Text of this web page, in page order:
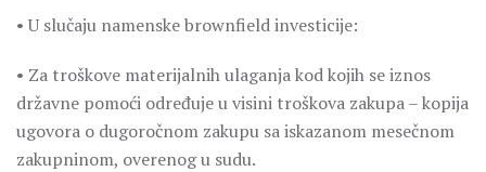
• U slučaju namenske brownfield investicije:
• Za troškove materijalnih ulaganja kod kojih se iznos
državne pomoći određuje u visini troškova zakupa – kopija
ugovora o dugoročnom zakupu sa iskazanom mesečnom
zakupninom, overenog u sudu.